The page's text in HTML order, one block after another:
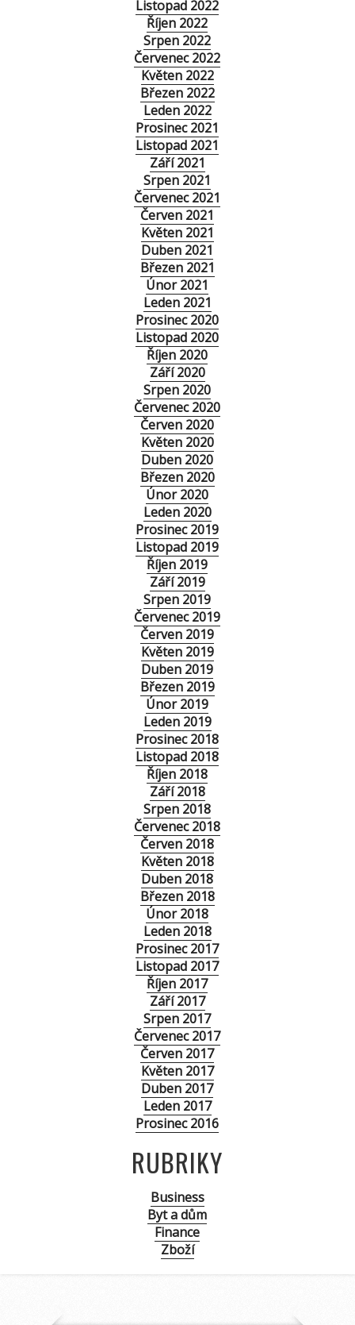
Listopad 2022
Říjen 2022
Srpen 2022
Červenec 2022
Květen 2022
Březen 2022
Leden 2022
Prosinec 2021
Listopad 2021
Září 2021
Srpen 2021
Červenec 2021
Červen 2021
Květen 2021
Duben 2021
Březen 2021
Únor 2021
Leden 2021
Prosinec 2020
Listopad 2020
Říjen 2020
Září 2020
Srpen 2020
Červenec 2020
Červen 2020
Květen 2020
Duben 2020
Březen 2020
Únor 2020
Leden 2020
Prosinec 2019
Listopad 2019
Říjen 2019
Září 2019
Srpen 2019
Červenec 2019
Červen 2019
Květen 2019
Duben 2019
Březen 2019
Únor 2019
Leden 2019
Prosinec 2018
Listopad 2018
Říjen 2018
Září 2018
Srpen 2018
Červenec 2018
Červen 2018
Květen 2018
Duben 2018
Březen 2018
Únor 2018
Leden 2018
Prosinec 2017
Listopad 2017
Říjen 2017
Září 2017
Srpen 2017
Červenec 2017
Červen 2017
Květen 2017
Duben 2017
Leden 2017
Prosinec 2016
RUBRIKY
Business
Byt a dům
Finance
Zboží